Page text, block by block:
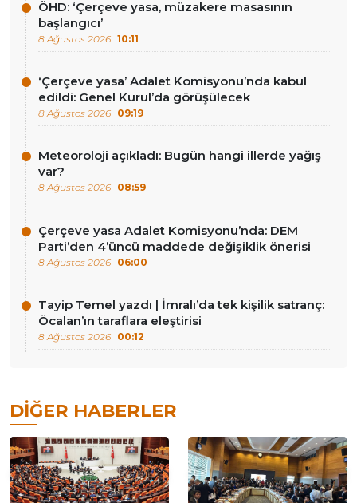
ÖHD: ‘Çerçeve yasa, müzakere masasının
başlangıcı’
8 Ağustos 2026 10:11
‘Çerçeve yasa’ Adalet Komisyonu’nda kabul
edildi: Genel Kurul’da görüşülecek
8 Ağustos 2026 09:19
Meteoroloji açıkladı: Bugün hangi illerde yağış
var?
8 Ağustos 2026 08:59
Çerçeve yasa Adalet Komisyonu’nda: DEM
Parti’den 4’üncü maddede değişiklik önerisi
8 Ağustos 2026 06:00
Tayip Temel yazdı | İmralı’da tek kişilik satranç:
Öcalan’ın taraflara eleştirisi
8 Ağustos 2026 00:12
DIĞER HABERLER